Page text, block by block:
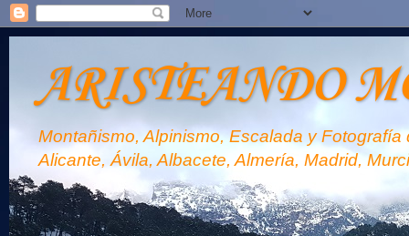
ARISTEANDO
Montañismo, Alpinismo, Escalada y
Alicante, Ávila, Albacete, Almería, Madrid,